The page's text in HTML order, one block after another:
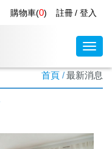
註冊 登入
購物車(0)
首頁 最新消息